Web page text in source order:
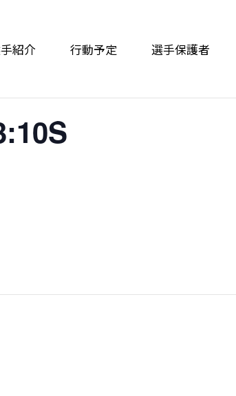
紹介 行動予定 選手保護者